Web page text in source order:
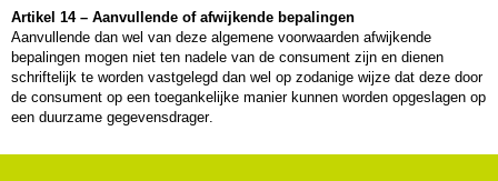
Artikel 14 – Aanvullende of afwijkende bepalingen
Aanvullende dan wel van deze algemene voorwaarden afwijkende
bepalingen mogen niet ten nadele van de consument zijn en dienen
schriftelijk te worden vastgelegd dan wel op zodanige wijze dat deze door
de consument op een toegankelijke manier kunnen worden opgeslagen op
een duurzame gegevensdrager.